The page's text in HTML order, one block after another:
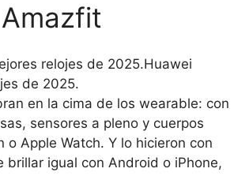
Huawei
de 2025.
en la cima de los wearable: con
sensores a pleno y cuerpos
Apple Watch. Y lo hicieron con
igual con Android o iPhone,